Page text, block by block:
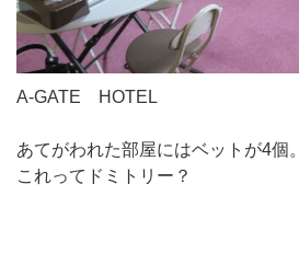
A-GATE HOTEL
あてがわれた部屋にはベットが4個。
これってドミトリー？